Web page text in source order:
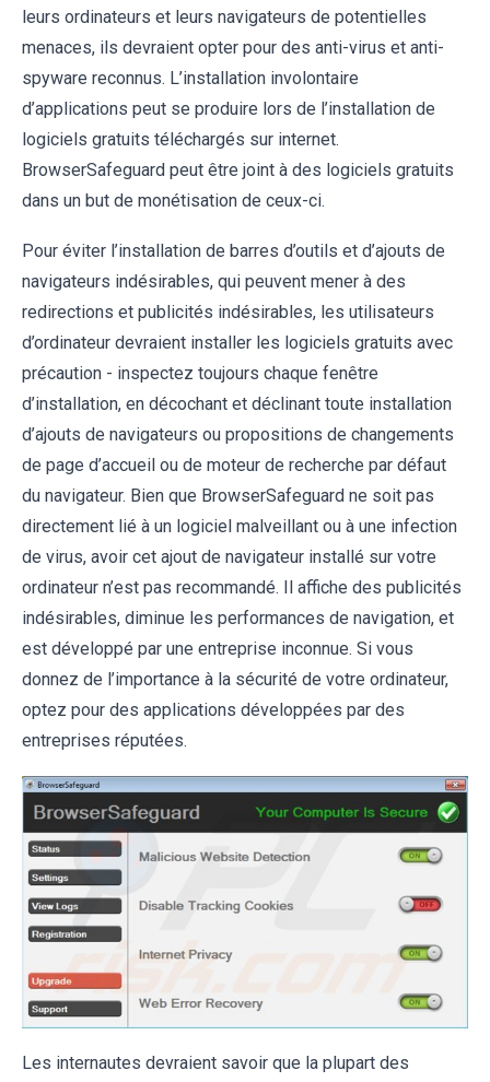
leurs ordinateurs et leurs navigateurs de potentielles
menaces, ils devraient opter pour des anti-virus et anti-
spyware reconnus. L’installation involontaire
d’applications peut se produire lors de l’installation de
logiciels gratuits téléchargés sur internet.
BrowserSafeguard peut être joint à des logiciels gratuits
dans un but de monétisation de ceux-ci.
Pour éviter l’installation de barres d’outils et d’ajouts de
navigateurs indésirables, qui peuvent mener à des
redirections et publicités indésirables, les utilisateurs
d’ordinateur devraient installer les logiciels gratuits avec
précaution - inspectez toujours chaque fenêtre
d’installation, en décochant et déclinant toute installation
d’ajouts de navigateurs ou propositions de changements
de page d’accueil ou de moteur de recherche par défaut
du navigateur. Bien que BrowserSafeguard ne soit pas
directement lié à un logiciel malveillant ou à une infection
de virus, avoir cet ajout de navigateur installé sur votre
ordinateur n’est pas recommandé. Il affiche des publicités
indésirables, diminue les performances de navigation, et
est développé par une entreprise inconnue. Si vous
donnez de l’importance à la sécurité de votre ordinateur,
optez pour des applications développées par des
entreprises réputées.
Les internautes devraient savoir que la plupart des